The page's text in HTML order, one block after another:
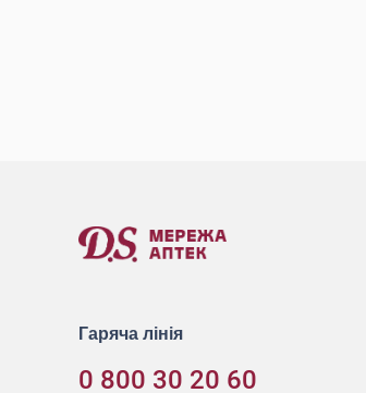
Гаряча лінія
0 800 30 20 60